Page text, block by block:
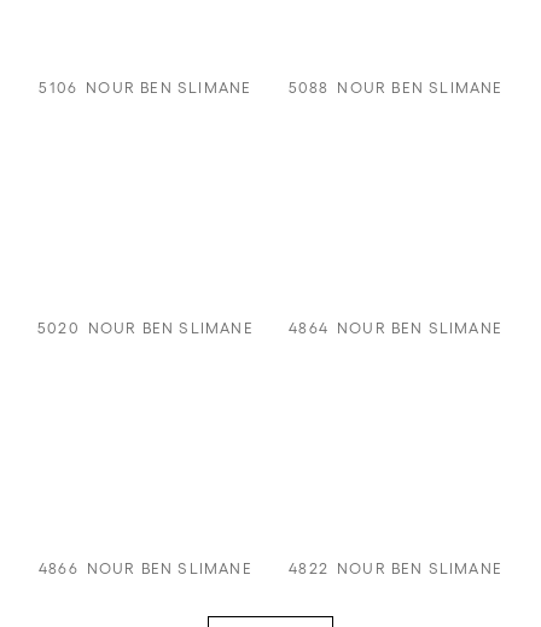
5106 NOUR BEN SLIMANE 5088 NOUR BEN SLIMANE
5020 NOUR BEN SLIMANE 4864 NOUR BEN SLIMANE
4866 NOUR BEN SLIMANE 4822 NOUR BEN SLIMANE